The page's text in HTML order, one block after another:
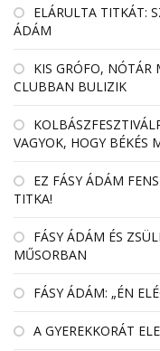
EL­ÁRULTA TIT­KÁT:
ÁDÁM
KIS GRÓFO, NÓTÁR
CLUBBAN BULIZIK
VAGYOK, HOGY BÉKÉS
EZ FÁSY ÁDÁM
TITKA!
FÁSY ÁDÁM ÉS
MŰSORBAN
FÁSY ÁDÁM: „ÉN
A GYEREKKORÁT